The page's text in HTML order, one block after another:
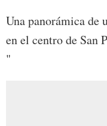
Una panorámica de
en el centro de San
"